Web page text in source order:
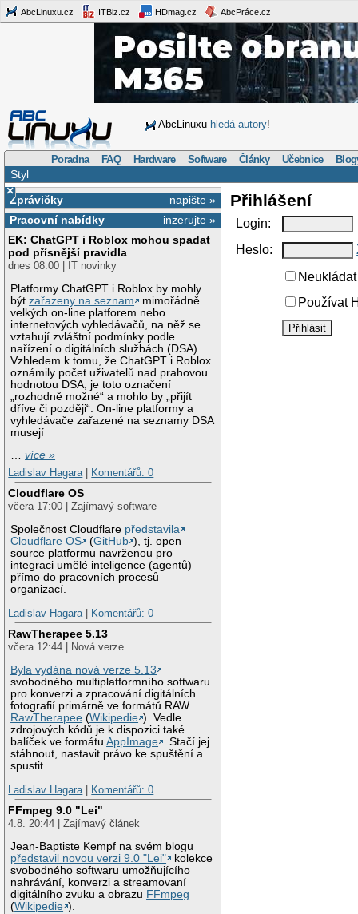
AbcLinuxu.cz ITBiz.cz HDmag.cz AbcPráce.cz
AbcLinuxu hledá autory!
Poradna FAQ Hardware Software Články Učebnice
Styl
×
napište »
Zprávičky
inzerujte »
Pracovní nabídky
EK: ChatGPT i Roblox mohou spadat
pod přísnější pravidla
dnes 08:00 | IT novinky
Platformy ChatGPT i Roblox by mohly
býtzařazeny na seznam
mimořádně
velkých on-line platforem nebo
internetových vyhledávačů, na něž se
vztahují zvláštní podmínky podle
nařízení o digitálních službách (DSA).
Vzhledem k tomu, že ChatGPT i Roblox
oznámily počet uživatelů nad prahovou
hodnotou DSA, je toto označení
„rozhodně možné“ a mohlo by „přijít
dříve či později“. On-line platformy a
vyhledávače zařazené na seznamy DSA
musejí
…více »
Ladislav Hagara
Komentářů: 0
Cloudflare OS
včera 17:00 | Zajímavý software
Společnost Cloudflare představila
Cloudflare OS
(GitHub ), tj. open
source platformu navrženou pro
integraci umělé inteligence (agentů)
přímo do pracovních procesů
organizací.
Ladislav Hagara
Komentářů: 0
RawTherapee 5.13
včera 12:44 | Nová verze
Byla vydána nová verze 5.13
svobodného multiplatformního softwaru
pro konverzi a zpracování digitálních
fotografií primárně ve formátů RAW
RawTherapee (Wikipedie ). Vedle
zdrojových kódů je k dispozici také
balíček ve formátuAppImage . Stačí jej
stáhnout, nastavit právo ke spuštění a
spustit.
Ladislav Hagara
Komentářů: 0
FFmpeg 9.0 "Lei"
4.8. 20:44 | Zajímavý článek
Jean-Baptiste Kempf na svém blogu
představil novou verzi 9.0 "Lei"
kolekce
svobodného softwaru umožňujícího
nahrávání, konverzi a streamovaní
digitálního zvuku a obrazu FFmpeg
(Wikipedie ).
Přihlášení
Login:
Heslo:
Používat